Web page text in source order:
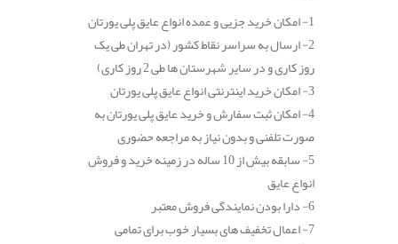
1- امکان خرید جزیی و عمده انواع عایق پلی یورتان
2- ارسال به سراسر نقاط کشور (در تهران طی یک
روز کاری و در سایر شهرستان ها طی 2 روز کاری)
3- امکان خرید اینترنتی انواع عایق پلی یورتان
4- امکان ثبت سفارش و خرید عایق پلی یورتان به
صورت تلفنی و بدون نیاز به مراجعه حضوری
5- سابقه بیش از 10 ساله در زمینه خرید و فروش
انواع عایق
6- دارا بودن نمایندگی فروش معتبر
7- اعمال تخفیف های بسیار خوب برای تمامی